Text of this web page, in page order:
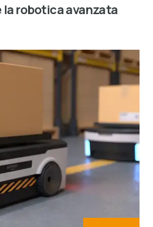
la robotica avanzata